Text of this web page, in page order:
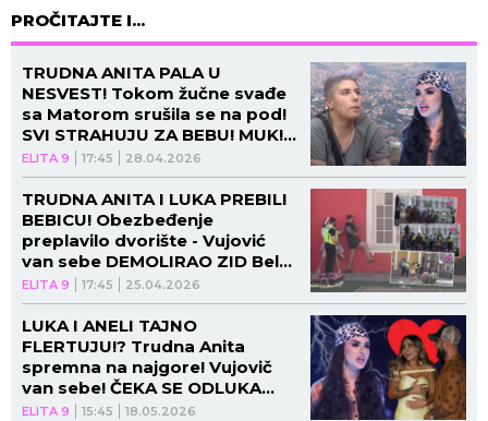
PROČITAJTE I...
ELITA 9 17:45 28.04.2026
TRUDNA ANITA PALA U
NESVEST! Tokom žučne svađe
sa Matorom srušila se na pod!
SVI STRAHUJU ZA BEBU! MUK!
(VIDEO)
ELITA 9 17:45 25.04.2026
TRUDNA ANITA I LUKA PREBILI
BEBICU! Obezbeđenje
preplavilo dvorište - Vujović
van sebe DEMOLIRAO ZID Bele
kuće, pa rasturio sve po
imanju! (VIDEO)
ELITA 9 15:45 18.05.2026
LUKA I ANELI TAJNO
FLERTUJU!? Trudna Anita
spremna na najgore! Vujovič
van sebe! ČEKA SE ODLUKA
PRODUKCIJE! (VIDEO)